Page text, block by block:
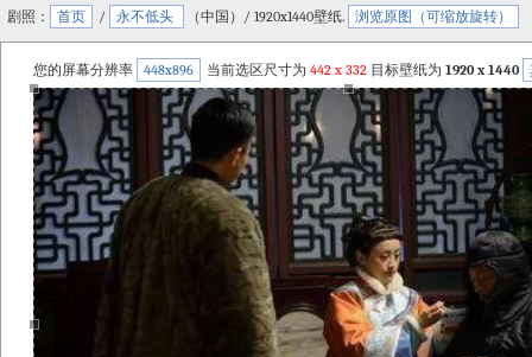
剧照： 首页 / 永不低头 （中国）/ 1920x1440壁纸. 浏览原图（可缩放旋转）
您的屏幕分辨率 448x896 当前选区尺寸为 442 x 332 目标壁纸为 1920 x 1440